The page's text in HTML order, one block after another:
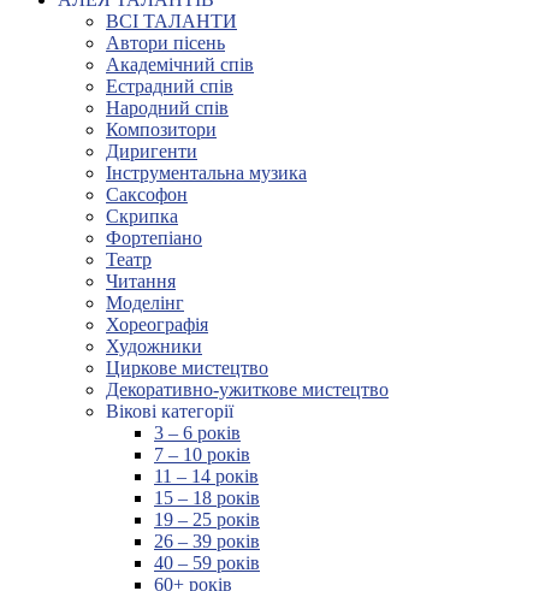
ВСІ ТАЛАНТИ
Автори пісень
Академічний спів
Естрадний спів
Народний спів
Композитори
Диригенти
Інструментальна музика
Саксофон
Скрипка
Фортепіано
Театр
Читання
Моделінг
Хореографія
Художники
Циркове мистецтво
Декоративно-ужиткове мистецтво
Вікові категорії
3 – 6 років
7 – 10 років
11 – 14 років
15 – 18 років
19 – 25 років
26 – 39 років
40 – 59 років
60+ років